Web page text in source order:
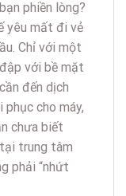
phiền lòng?
yêu mất đi vẻ
Chỉ với một
với bề mặt
đến dịch
phục cho máy,
chưa biết
tại trung tâm
phải “nhứt